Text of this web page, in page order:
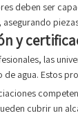
deben ser
y
las
agua. Estos
cubrir un